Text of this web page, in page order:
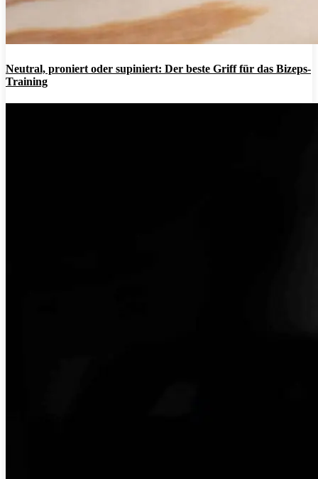
Neutral, proniert oder supiniert: Der beste Griff für das Bizeps-
Training